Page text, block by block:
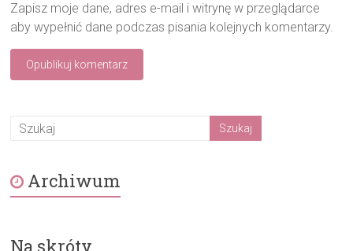
Zapisz moje dane, adres e-mail i witrynę w przeglądarce
aby wypełnić dane podczas pisania kolejnych komentarzy.
Archiwum
Na skróty